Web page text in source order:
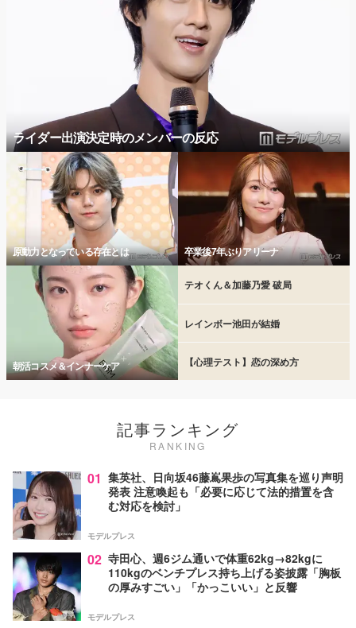
ライダー出演決定時のメンバーの反応
原動力となっている存在とは 卒業後7年ぶりアリーナ
朝活コスメ＆インナーケア
テオくん＆加藤乃愛 破局
レインボー池田が結婚
【心理テスト】恋の深め方
記事ランキング
RANKING
01 集英社、日向坂46藤嶌果歩の写真集を巡り声明
発表 注意喚起も「必要に応じて法的措置を含
む対応を検討」
モデルプレス
02 寺田心、週6ジム通いで体重62kg→82kgに
110kgのベンチプレス持ち上げる姿披露「胸板
の厚みすごい」「かっこいい」と反響
モデルプレス